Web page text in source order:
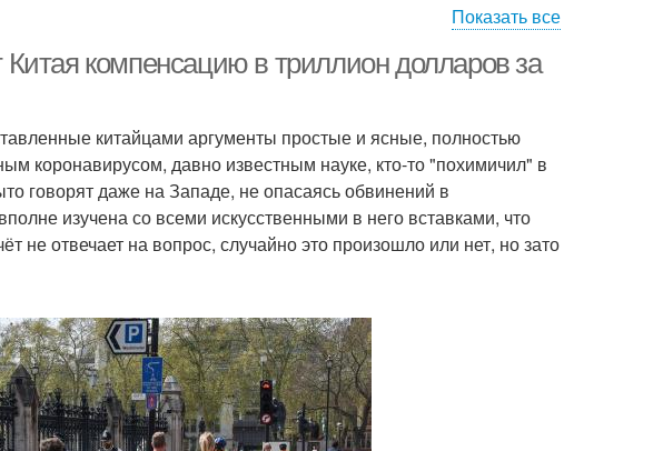
Показать все
Китая компенсацию в триллион долларов за
китайцами аргументы простые и ясные, полностью
коронавирусом, давно известным науке, кто-то "похимичил" в
говорят даже на Западе, не опасаясь обвинений в
изучена со всеми искусственными в него вставками, что
не отвечает на вопрос, случайно это произошло или нет, но зато